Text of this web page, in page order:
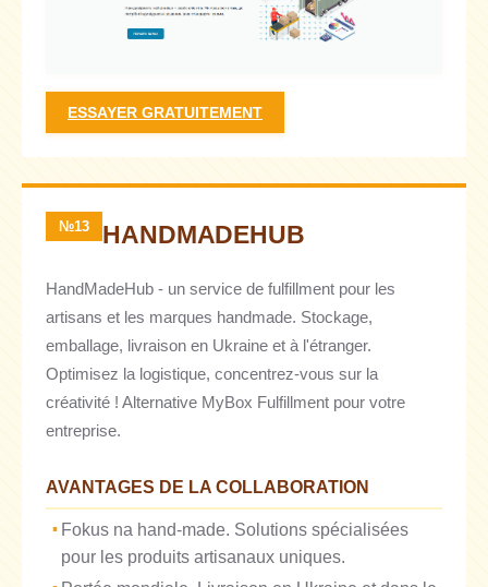
ESSAYER GRATUITEMENT
№13 HANDMADEHUB
HandMadeHub - un service de fulfillment pour les
artisans et les marques handmade. Stockage,
emballage, livraison en Ukraine et à l'étranger.
Optimisez la logistique, concentrez-vous sur la
créativité ! Alternative MyBox Fulfillment pour votre
entreprise.
AVANTAGES DE LA COLLABORATION
Fokus na hand-made. Solutions spécialisées
pour les produits artisanaux uniques.